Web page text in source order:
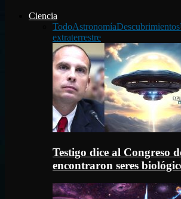
Ciencia
TodoAstronomíaDescubrimientos
extraterrestre
Testigo dice al Congreso
encontraron seres